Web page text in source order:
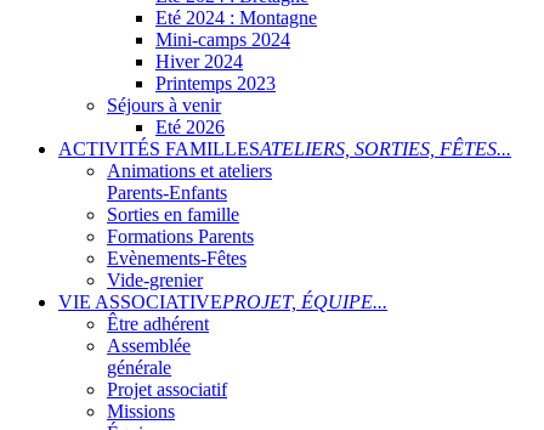
Eté 2024 : Montagne
Mini-camps 2024
Hiver 2024
Printemps 2023
Séjours à venir
Eté 2026
ACTIVITÉS FAMILLESATELIERS, SORTIES, FÊTES...
Animations et ateliers
Parents-Enfants
Sorties en famille
Formations Parents
Evènements-Fêtes
Vide-grenier
VIE ASSOCIATIVEPROJET, ÉQUIPE...
Être adhérent
Assemblée
générale
Projet associatif
Missions